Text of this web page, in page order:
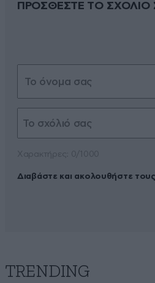
ΠΡΟΣΘΕΣΤΕ ΤΟ ΣΧΟΛΙΟ
Διαβάστε και ακολουθήστε
TRENDING